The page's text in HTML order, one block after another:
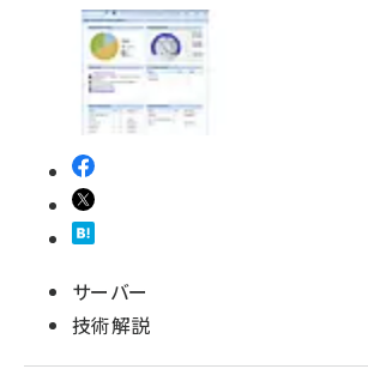
サーバー
技術解説